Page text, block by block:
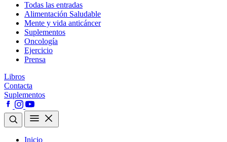
Todas las entradas
Alimentación Saludable
Mente y vida anticáncer
Suplementos
Oncología
Ejercicio
Prensa
Libros
Contacta
Suplementos
Inicio